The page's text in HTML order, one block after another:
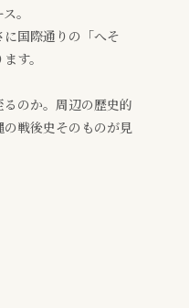
。
国際通りの「へそ
す。
のか。周辺の歴史的
戦後史そのものが見